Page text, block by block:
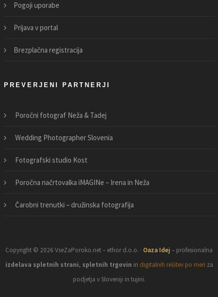
Pogoji uporabe
Prijava v portal
Brezplačna registracija
PREVERJENI PARTNERJI
Poročni fotograf Neža & Tadej
Wedding Photographer Slovenia
Fotografski studio Kost
Poročna načrtovalka iMAGINe – Irena in Neža
Čarobni trenutki – družinska fotografija
Copyright © 2026 VseZaPoroko.net – ethor d.o.o. · Oaza Idej – profesionalna
izdelava spletnih strani, spletnih trgovin in digitalnih rešitev po meri za
podjetja v Sloveniji in tujini.